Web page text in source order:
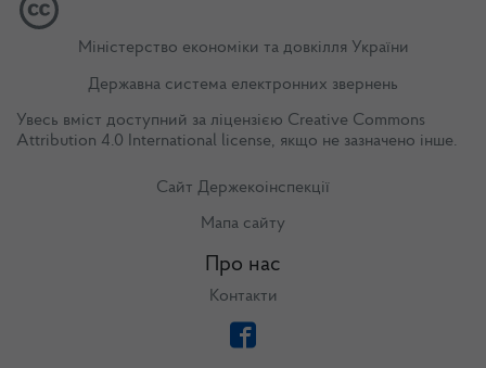
Міністерство економіки та довкілля України
Державна система електронних звернень
Увесь вміст доступний за ліцензією Creative Commons
Attribution 4.0 International license, якщо не зазначено інше.
Сайт Держекоінспекції
Мапа сайту
Про нас
Контакти